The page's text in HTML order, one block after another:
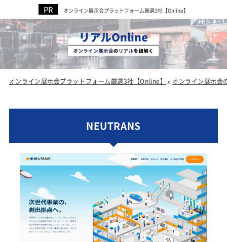
オンライン展示会プラットフォーム厳選3社【Online】
オンライン展示会プラットフォーム厳選3社【Online】 » オンライン展示会
NEUTRANS